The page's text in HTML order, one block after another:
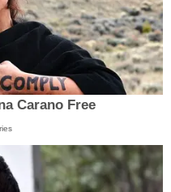
Carano Free